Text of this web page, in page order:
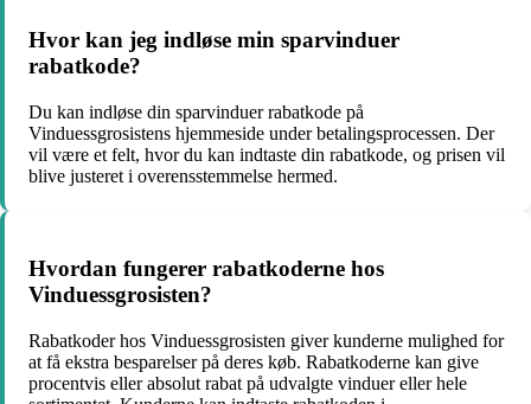
Hvor kan jeg indløse min sparvinduer
rabatkode?
Du kan indløse din sparvinduer rabatkode på
Vinduessgrosistens hjemmeside under betalingsprocessen. Der
vil være et felt, hvor du kan indtaste din rabatkode, og prisen vil
blive justeret i overensstemmelse hermed.
Hvordan fungerer rabatkoderne hos
Vinduessgrosisten?
Rabatkoder hos Vinduessgrosisten giver kunderne mulighed for
at få ekstra besparelser på deres køb. Rabatkoderne kan give
procentvis eller absolut rabat på udvalgte vinduer eller hele